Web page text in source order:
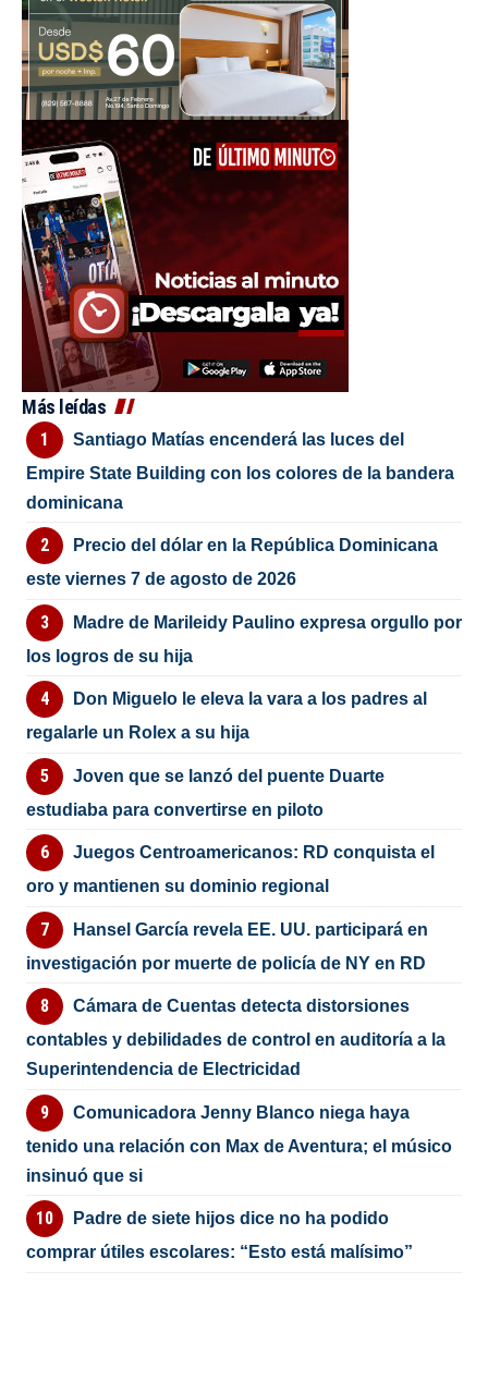
Más leídas
Santiago Matías encenderá las luces del
Empire State Building con los colores de la bandera
dominicana
Precio del dólar en la República Dominicana
este viernes 7 de agosto de 2026
Madre de Marileidy Paulino expresa orgullo por
los logros de su hija
Don Miguelo le eleva la vara a los padres al
regalarle un Rolex a su hija
Joven que se lanzó del puente Duarte
estudiaba para convertirse en piloto
Juegos Centroamericanos: RD conquista el
oro y mantienen su dominio regional
Hansel García revela EE. UU. participará en
investigación por muerte de policía de NY en RD
Cámara de Cuentas detecta distorsiones
contables y debilidades de control en auditoría a la
Superintendencia de Electricidad
Comunicadora Jenny Blanco niega haya
tenido una relación con Max de Aventura; el músico
insinuó que si
Padre de siete hijos dice no ha podido
comprar útiles escolares: “Esto está malísimo”